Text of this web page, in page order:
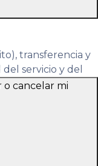
transferencia y
servicio y del
o cancelar mi